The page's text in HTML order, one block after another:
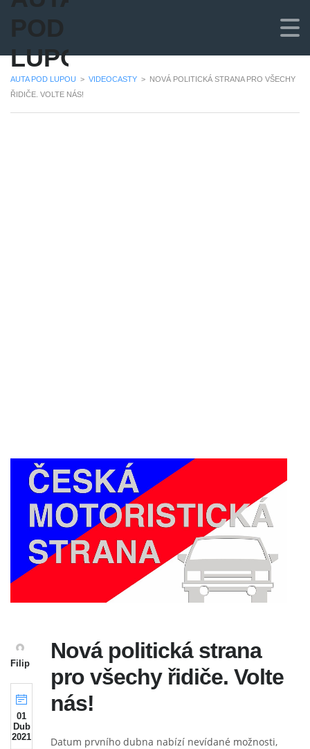
POD
LUPOU
AUTA POD LUPOU > VIDEOCASTY > NOVÁ POLITICKÁ STRANA PRO VŠECHY
ŘIDIČE. VOLTE NÁS!
Filip
01
Dub
2021
Nová politická strana
pro všechy řidiče. Volte
nás!
Datum prvního dubna nabízí nevídané možnosti,